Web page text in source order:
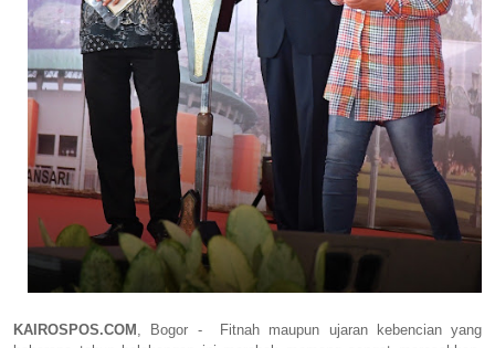
KAIROSPOS.COM ,
Bogor - Fitnah maupun ujaran kebencian yang